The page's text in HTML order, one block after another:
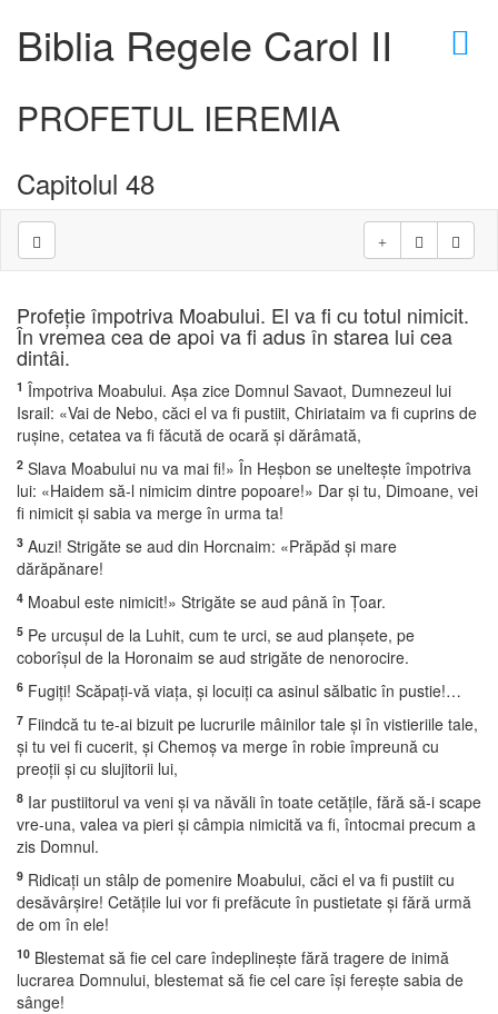
×
Biblia Regele Carol II
PROFETUL IEREMIA
Capitolul 48
Profeţie împotriva Moabului. El va fi cu totul nimicit.
În vremea cea de apoi va fi adus în starea lui cea
dintâi.
1 Împotriva Moabului. Aşa zice Domnul Savaot, Dumnezeul lui
Israil: «Vai de Nebo, căci el va fi pustiit, Chiriataim va fi cuprins de
ruşine, cetatea va fi făcută de ocară şi dărâmată,
2 Slava Moabului nu va mai fi!» În Heşbon se unelteşte împotriva
lui: «Haidem să-l nimicim dintre popoare!» Dar şi tu, Dimoane, vei
fi nimicit şi sabia va merge în urma ta!
3 Auzi! Strigăte se aud din Horcnaim: «Prăpăd şi mare
dărăpănare!
4 Moabul este nimicit!» Strigăte se aud până în Ţoar.
5 Pe urcuşul de la Luhit, cum te urci, se aud planşete, pe
coborîşul de la Horonaim se aud strigăte de nenorocire.
6 Fugiţi! Scăpaţi-vă viaţa, şi locuiţi ca asinul sălbatic în pustie!…
7 Fiindcă tu te-ai bizuit pe lucrurile mâinilor tale şi în vistieriile tale,
şi tu vei fi cucerit, şi Chemoş va merge în robie împreună cu
preoţii şi cu slujitorii lui,
8 Iar pustiitorul va veni şi va năvăli în toate cetăţile, fără să-i scape
vre-una, valea va pieri şi câmpia nimicită va fi, întocmai precum a
zis Domnul.
9 Ridicaţi un stâlp de pomenire Moabului, căci el va fi pustiit cu
desăvârşire! Cetăţile lui vor fi prefăcute în pustietate şi fără urmă
de om în ele!
10 Blestemat să fie cel care îndeplineşte fără tragere de inimă
lucrarea Domnului, blestemat să fie cel care îşi fereşte sabia de
sânge!